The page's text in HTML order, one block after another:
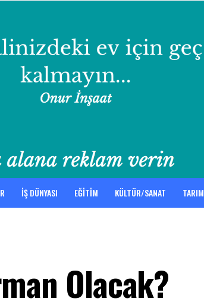
İŞ DÜNYASI EĞİTİM KÜLTÜR/SANAT TARIM
Olacak?